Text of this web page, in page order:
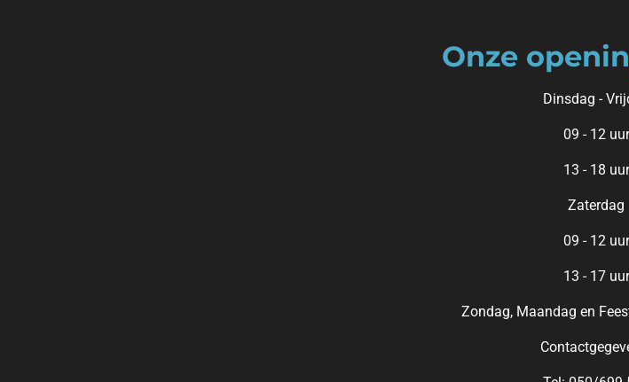
Onze
Dinsdag -
09 - 12 uur
13 - 18 uur
Zaterdag
09 - 12 uur
13 - 17 uur
Zondag, Maandag en